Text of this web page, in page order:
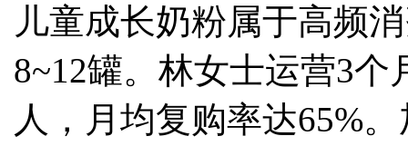
儿童成长奶粉属于高频
8~12罐。林女士运营3
人，月均复购率达65%